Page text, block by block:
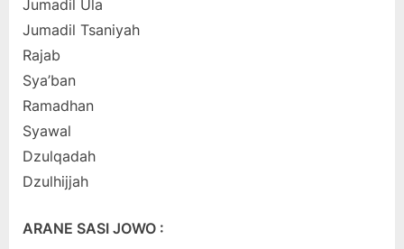
Jumadil Ula
Jumadil Tsaniyah
Rajab
Sya’ban
Ramadhan
Syawal
Dzulqadah
Dzulhijjah
ARANE SASI JOWO :